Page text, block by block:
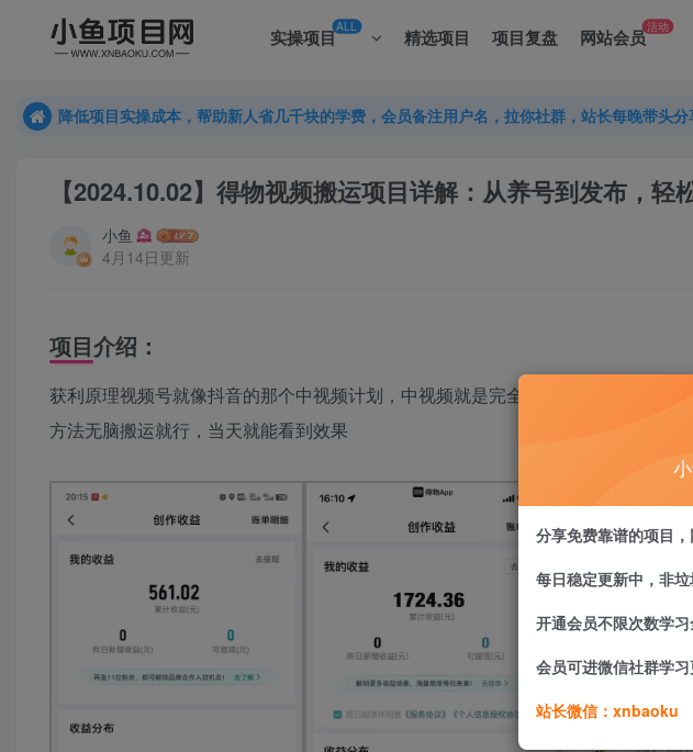
实操项目ALL 精选项目 项目复盘 网站会员活动
降低项目实操成本，帮助新人省几千块的学费，会员备注用户名，拉你社群，站长每晚带头分
降低项目实操成本，帮助新人省几千块的学费，会员备注用户名，拉你社群，站长每晚带头分
【2024.10.02】得物视频搬运项目详解：从养号到发布，轻
小鱼
4月14日更新
项目介绍：
获利原理视频号就像抖音的那个中视频计划，中视频就是完全是靠视频的播放量
方法无脑搬运就行，当天就能看到效果
分享免费靠谱的项目，
每日稳定更新中，非
开通会员不限次数学习
会员可进微信社群学
站长微信：xnbaoku